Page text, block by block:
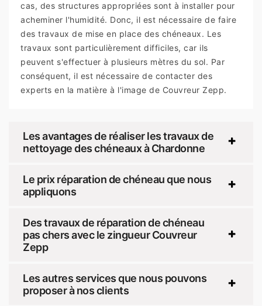
cas, des structures appropriées sont à installer pour
acheminer l'humidité. Donc, il est nécessaire de faire
des travaux de mise en place des chéneaux. Les
travaux sont particulièrement difficiles, car ils
peuvent s'effectuer à plusieurs mètres du sol. Par
conséquent, il est nécessaire de contacter des
experts en la matière à l'image de Couvreur Zepp.
Les avantages de réaliser les travaux de
nettoyage des chéneaux à Chardonne
Le prix réparation de chéneau que nous
appliquons
Des travaux de réparation de chéneau
pas chers avec le zingueur Couvreur
Zepp
Les autres services que nous pouvons
proposer à nos clients